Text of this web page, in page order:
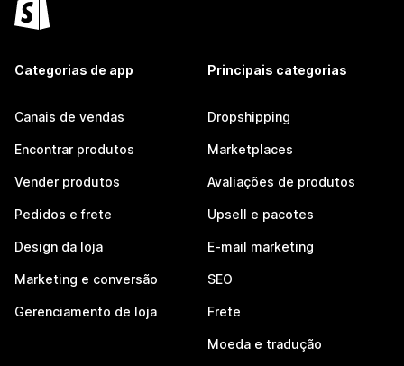
Categorias de app
Canais de vendas
Encontrar produtos
Vender produtos
Pedidos e frete
Design da loja
Marketing e conversão
Gerenciamento de loja
Principais categorias
Dropshipping
Marketplaces
Avaliações de produtos
Upsell e pacotes
E-mail marketing
SEO
Frete
Moeda e tradução